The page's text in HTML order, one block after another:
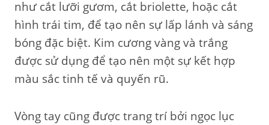
như cắt lưỡi gươm, cắt briolette, hoặc cắt
hình trái tim, để tạo nên sự lấp lánh và sáng
bóng đặc biệt. Kim cương vàng và trắng
được sử dụng để tạo nên một sự kết hợp
màu sắc tinh tế và quyến rũ.
Vòng tay cũng được trang trí bởi ngọc lục